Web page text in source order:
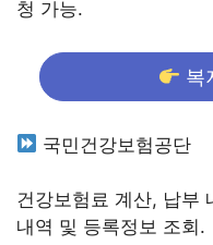
청 가능.
복
국민건강보험공단
건강보험료 계산, 납부
내역 및 등록정보 조회.